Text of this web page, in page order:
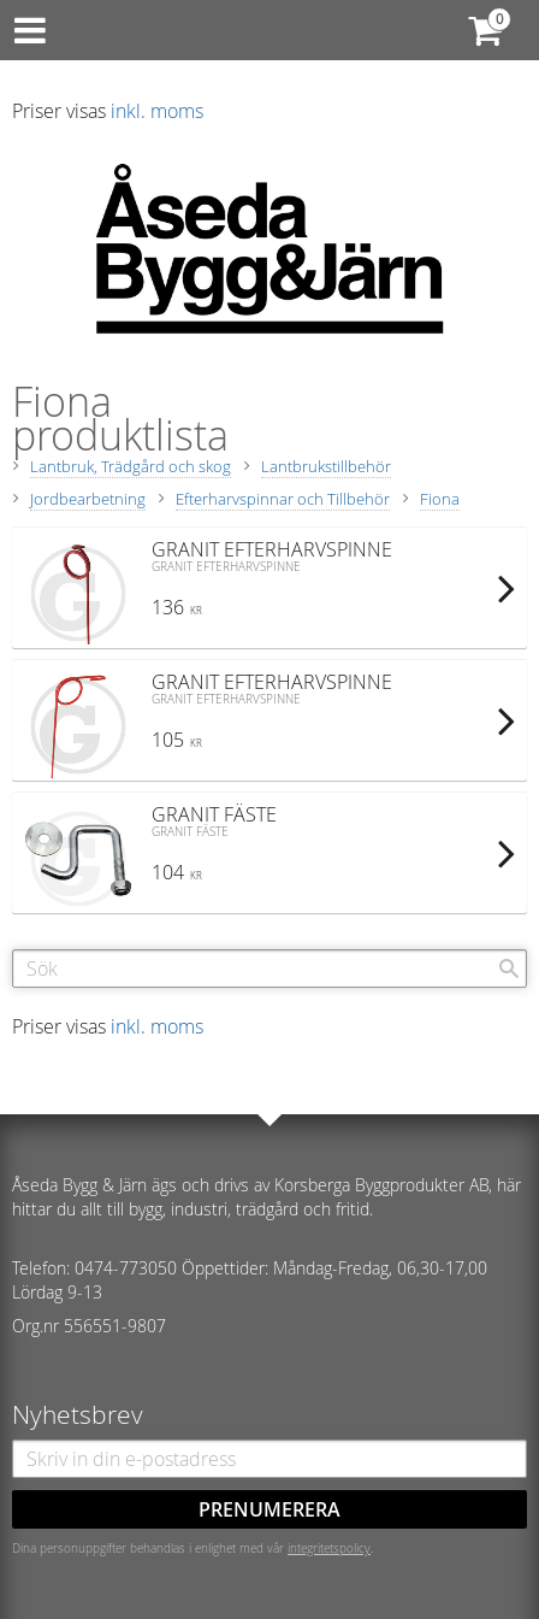
Priser visas inkl. moms
Fiona
produktlista
Lantbruk, Trädgård och skog
Lantbrukstillbehör
Jordbearbetning
Efterharvspinnar och Tillbehör Fiona
GRANIT EFTERHARVSPINNE
GRANIT EFTERHARVSPINNE
136 KR
GRANIT EFTERHARVSPINNE
GRANIT EFTERHARVSPINNE
105 KR
GRANIT FÄSTE
GRANIT FÄSTE
104 KR
Priser visas inkl. moms
Åseda Bygg & Järn ägs och drivs av Korsberga Byggprodukter AB, här
hittar du allt till bygg, industri, trädgård och fritid.
Telefon: 0474-773050 Öppettider: Måndag-Fredag, 06,30-17,00
Lördag 9-13
Org.nr 556551-9807
Nyhetsbrev
PRENUMERERA
Dina personuppgifter behandlas i enlighet med vår integritetspolicy.